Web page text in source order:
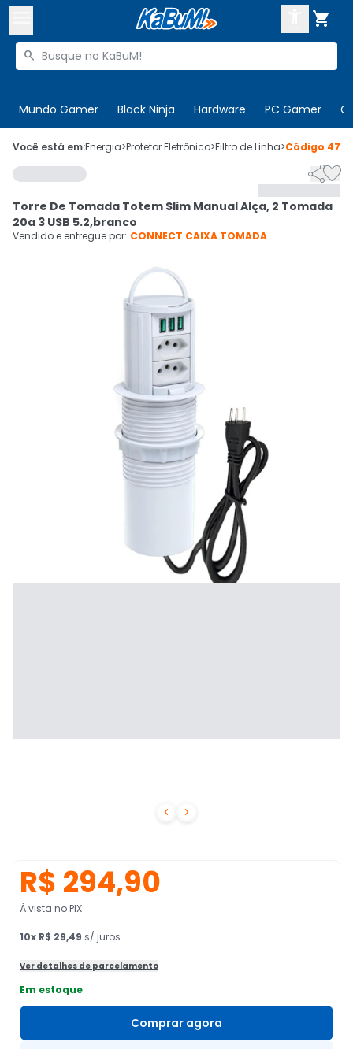

Buscar produtos

Mundo Gamer Black Ninja Hardware PC Gamer
 Olá. Acesse sua conta
 Departamentos
Cupons
Ativar tradutor em libras
CADASTRE-SE
Você está em:Energia>Protetor Eletrônico>Filtro de Linha>Código
 

Torre De Tomada Totem Slim Manual Alça, 2 Tomada
20a 3 USB 5.2,branco
Vendido e entregue por: CONNECT CAIXA TOMADA
R$ 294,90
À vista no PIX
10x R$ 29,49 s/ juros
Ver detalhes de parcelamento
Em estoque
Comprar agora